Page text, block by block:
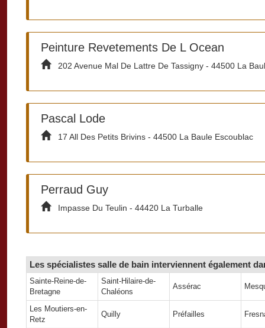
Peinture Revetements De L Ocean
202 Avenue Mal De Lattre De Tassigny - 44500 La
Pascal Lode
17 All Des Petits Brivins - 44500 La Baule Escoublac
Perraud Guy
Impasse Du Teulin - 44420 La Turballe
Les spécialistes salle de bain interviennent également
Sainte-Reine-de-
Bretagne
Saint-Hilaire-de-
Chaléons
Assérac
Les Moutiers-en-
Retz
Quilly Préfailles